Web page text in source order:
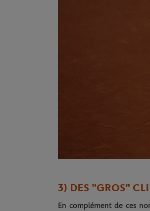
3) DES "GROS"
En complément de ces